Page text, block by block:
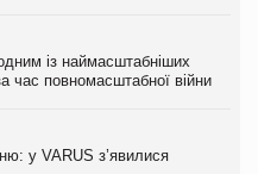
із наймасштабніших
час повномасштабної війни
у VARUS з’явилися
вироби на
склад шоколаду